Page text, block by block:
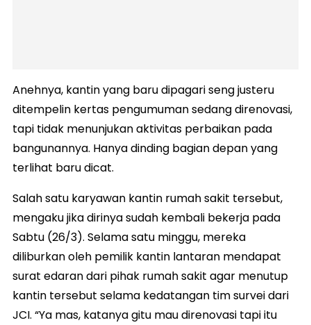
Anehnya, kantin yang baru dipagari seng justeru
ditempelin kertas pengumuman sedang direnovasi,
tapi tidak menunjukan aktivitas perbaikan pada
bangunannya. Hanya dinding bagian depan yang
terlihat baru dicat.
Salah satu karyawan kantin rumah sakit tersebut,
mengaku jika dirinya sudah kembali bekerja pada
Sabtu (26/3). Selama satu minggu, mereka
diliburkan oleh pemilik kantin lantaran mendapat
surat edaran dari pihak rumah sakit agar menutup
kantin tersebut selama kedatangan tim survei dari
JCI. “Ya mas, katanya gitu mau direnovasi tapi itu